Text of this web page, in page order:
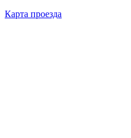
Карта проезда